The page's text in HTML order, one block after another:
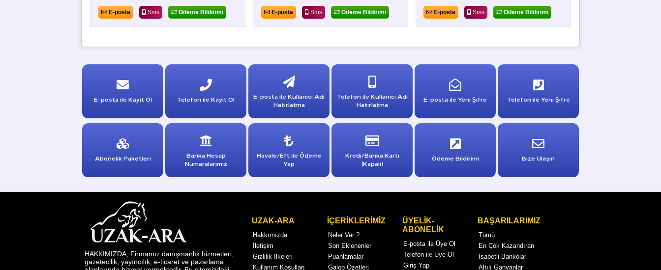
E-posta Sms Ödeme Bildirimi E-posta Sms Ödeme Bildirimi E-posta Sms Ödeme Bildirimi
E-posta ile Kayıt Ol Telefon ile Kayıt Ol
E-posta ile Kullanıcı Adı
Hatırlatma
Telefon ile Kullanıcı Adı
Hatırlatma
E-posta ile Yeni Şifre Telefon ile Yeni Şifre
Abonelik Paketleri
Banka Hesap
Numaralarımız
Havale/Eft ile Ödeme
Yap
Kredi/Banka Kartı
(Kapalı)
Ödeme Bildirimi Bize Ulaşın
HAKKIMIZDA; Firmamız danışmanlık hizmetleri,
gazetecilik, yayıncılık, e-ticaret ve pazarlama
UZAK-ARA
Hakkımızda
İletişim
Gizlilik İlkeleri
Kullanım Koşulları
İÇERİKLERİMİZ
Neler Var ?
Son Eklenenler
Puanlamalar
Galop Özetleri
ÜYELİK-
ABONELİK
E-posta ile Üye Ol
Telefon ile Üye Ol
Giriş Yap
BAŞARILARIMIZ
Tümü
En Çok Kazandıran
İsabetli Bankolar
Altılı Ganyanlar